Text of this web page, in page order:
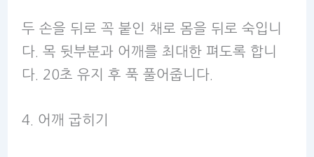
두 손을 뒤로 꼭 붙인 채로 몸을 뒤로 숙입니
다. 목 뒷부분과 어깨를 최대한 펴도록 합니
다. 20초 유지 후 푹 풀어줍니다.
4. 어깨 굽히기